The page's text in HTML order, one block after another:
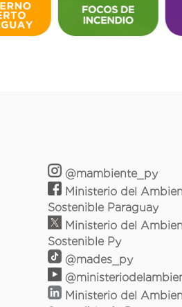
@mambiente_py
Ministerio del
Sostenible Paraguay
Ministerio del
Sostenible Py
@mades_py
Ministerio del